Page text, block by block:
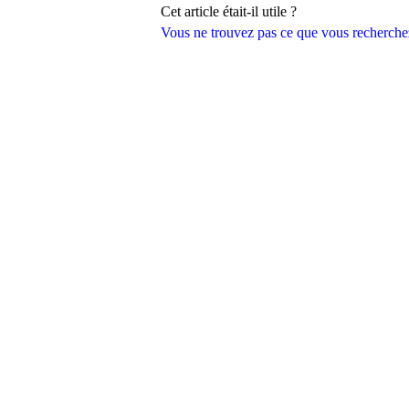
Vous ne trouvez pas ce que vous
Cet article était-il utile ?